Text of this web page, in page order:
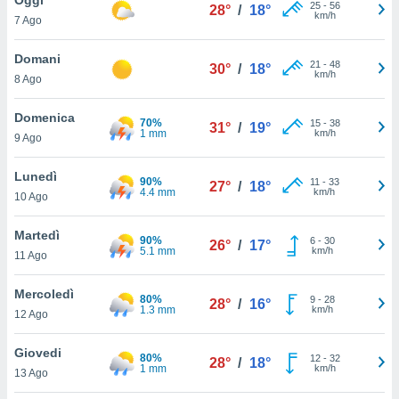
è
al sito
di
ci
di
il
un
la
nella
7 Ago
28° / 18° 25- 56
km/h
Domani
8 Ago
30° / 18° 21 - 48
km/h
Domenica
9 Ago
70%
1 mm
31° / 19° 15- 38
km/h
Lunedì
10 Ago
90%
4.4 mm
27° / 18° 11 - 33
km/h
Martedì
11 Ago
90%
5.1 mm
26° / 17° 6- 30
km/h
Mercoledì
12 Ago
80%
1.3 mm
28° / 16° 9- 28
km/h
Giovedi
13 Ago
80%
1 mm
28° / 18° 12- 32
km/h